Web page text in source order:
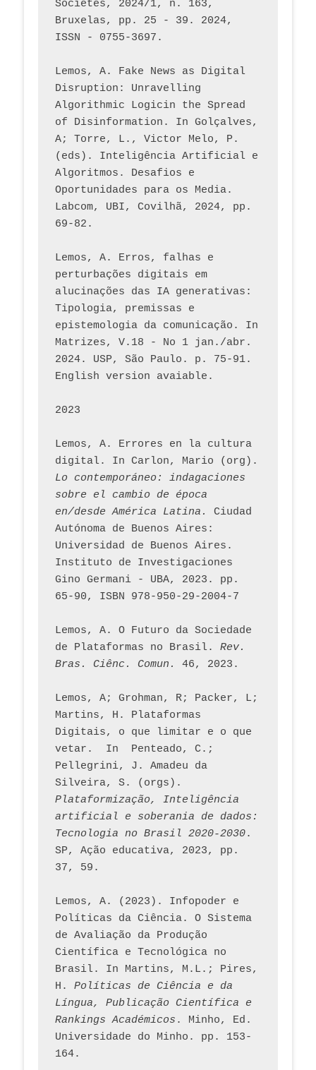
Sociétés, 2024/1, n. 163,
Bruxelas, pp. 25 - 39. 2024,
ISSN - 0755-3697.
Lemos, A. Fake News as Digital
Disruption: Unravelling
Algorithmic Logicin the Spread
of Disinformation. In Golçalves,
A; Torre, L., Victor Melo, P.
(eds). Inteligência Artificial e
Algoritmos. Desafios e
Oportunidades para os Media.
Labcom, UBI, Covilhã, 2024, pp.
69-82.
Lemos, A. Erros, falhas e
perturbações digitais em
alucinações das IA generativas:
Tipologia, premissas e
epistemologia da comunicação. In
Matrizes, V.18 - No 1 jan./abr.
2024. USP, São Paulo. p. 75-91.
English version avaiable.
2023
Lemos, A. Errores en la cultura
Lo contemporáneo: indagaciones
sobre el cambio de época
en/desde América Latina.
Ciudad
Autónoma de Buenos Aires:
Universidad de Buenos Aires.
Instituto de Investigaciones
Gino Germani - UBA, 2023. pp.
65-90, ISBN 978-950-29-2004-7
Lemos, A. O Futuro da Sociedade
de Plataformas no Brasil. Rev.
Bras. Ciênc. Comun.
Lemos, A; Grohman, R; Packer, L;
Martins, H. Plataformas
Digitais, o que limitar e o que
vetar.  In  Penteado, C.;
Pellegrini, J. Amadeu da
Plataformização, Inteligência
artificial e soberania de dados:
Tecnologia no Brasil 2020-2030.
SP, Ação educativa, 2023, pp.
37, 59.
Lemos, A. (2023). Infopoder e
Políticas da Ciência. O Sistema
de Avaliação da Produção
Científica e Tecnológica no
Brasil. In Martins, M.L.; Pires,
H. Políticas de Ciência e da
Língua, Publicação Científica e
Rankings Académicos . Minho, Ed.
Universidade do Minho. pp. 153-
164.